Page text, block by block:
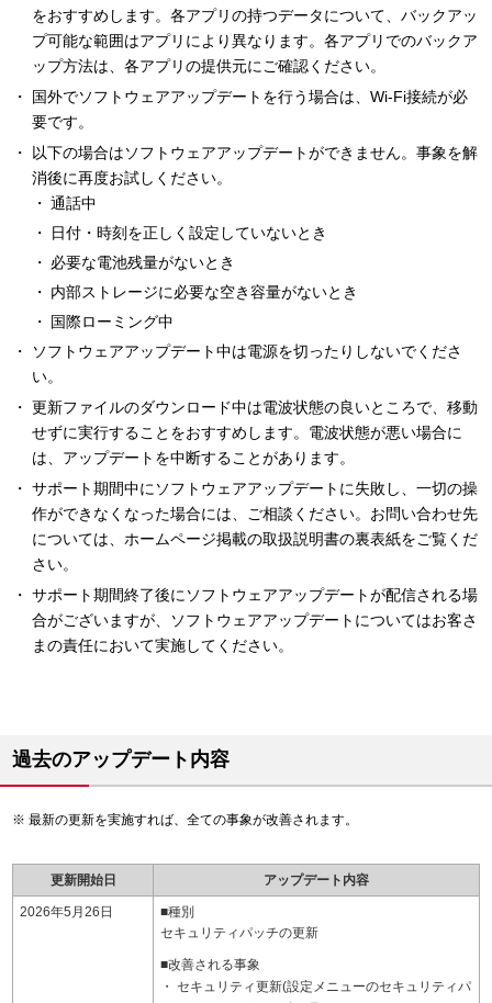
をおすすめします。各アプリの持つデータについて、バックアッ
プ可能な範囲はアプリにより異なります。各アプリでのバックア
ップ方法は、各アプリの提供元にご確認ください。
国外でソフトウェアアップデートを行う場合は、Wi-Fi接続が必
要です。
以下の場合はソフトウェアアップデートができません。事象を解
消後に再度お試しください。
通話中
日付・時刻を正しく設定していないとき
必要な電池残量がないとき
内部ストレージに必要な空き容量がないとき
国際ローミング中
ソフトウェアアップデート中は電源を切ったりしないでくださ
い。
更新ファイルのダウンロード中は電波状態の良いところで、移動
せずに実行することをおすすめします。電波状態が悪い場合に
は、アップデートを中断することがあります。
サポート期間中にソフトウェアアップデートに失敗し、一切の操
作ができなくなった場合には、ご相談ください。お問い合わせ先
については、ホームページ掲載の取扱説明書の裏表紙をご覧くだ
さい。
サポート期間終了後にソフトウェアアップデートが配信される場
合がございますが、ソフトウェアアップデートについてはお客さ
まの責任において実施してください。
過去のアップデート内容
最新の更新を実施すれば、全ての事象が改善されます。
更新開始日 アップデート内容
2026年5月26日
■種別
セキュリティパッチの更新
■改善される事象
セキュリティ更新(設定メニューのセキュリティパ